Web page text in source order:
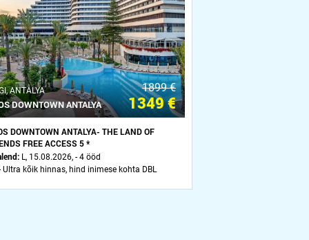
ANTALYA
DOWNTOWN ANTALYA
1899 €
1349 €
DOWNTOWN ANTALYA- THE LAND OF
FREE ACCESS 5 *
L, 15.08.2026, - 4 ööd
Ultra kõik hinnas, hind inimese kohta DBL